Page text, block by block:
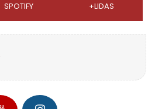
SPOTIFY +LIDAS